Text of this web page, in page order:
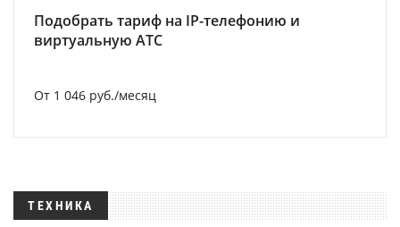
Подобрать тариф на IP-телефонию и
виртуальную АТС
От 1 046 руб./месяц
ТЕХНИКА